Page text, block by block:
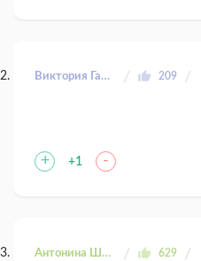
Виктория Гальперина 209
+ +1 -
Антонина Шахтаренко 629